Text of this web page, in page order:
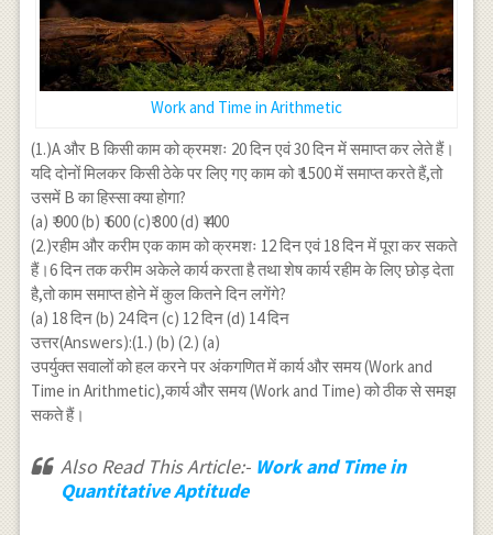
Work and Time in Arithmetic
(1.)A और B किसी काम को क्रमशः 20 दिन एवं 30 दिन में समाप्त कर लेते हैं।
यदि दोनों मिलकर किसी ठेके पर लिए गए काम को ₹ 1500 में समाप्त करते हैं,तो
उसमें B का हिस्सा क्या होगा?
(a) ₹ 900 (b) ₹ 600 (c)₹ 300 (d) ₹ 400
(2.)रहीम और करीम एक काम को क्रमशः 12 दिन एवं 18 दिन में पूरा कर सकते
हैं।6 दिन तक करीम अकेले कार्य करता है तथा शेष कार्य रहीम के लिए छोड़ देता
है,तो काम समाप्त होने में कुल कितने दिन लगेंगे?
(a) 18 दिन (b) 24 दिन (c) 12 दिन (d) 14 दिन
उत्तर(Answers):(1.) (b) (2.) (a)
उपर्युक्त सवालों को हल करने पर अंकगणित में कार्य और समय (Work and
Time in Arithmetic),कार्य और समय (Work and Time) को ठीक से समझ
सकते हैं।
Also Read This Article:- Work and Time in
Quantitative Aptitude